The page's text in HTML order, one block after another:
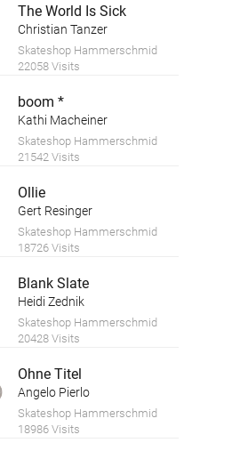
The World Is Sick
Christian Tanzer
Skateshop Hammerschmid
22058 Visits
boom *
Kathi Macheiner
Skateshop Hammerschmid
21542 Visits
Ollie
Gert Resinger
Skateshop Hammerschmid
18726 Visits
Blank Slate
Heidi Zednik
Skateshop Hammerschmid
20428 Visits
Ohne Titel
Angelo Pierlo
Skateshop Hammerschmid
18986 Visits